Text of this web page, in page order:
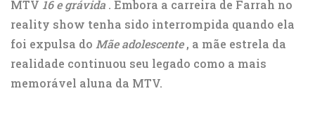
MTV 16 e grávida . Embora a carreira de Farrah no
reality show tenha sido interrompida quando ela
foi expulsa do Mãe adolescente, a mãe estrela da
realidade continuou seu legado como a mais
memorável aluna da MTV.